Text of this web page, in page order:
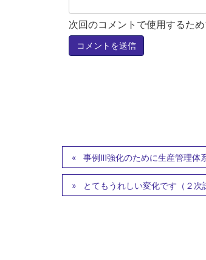
次回のコメントで使用するた
事例Ⅲ強化のために生産管理体
とてもうれしい変化です（２次